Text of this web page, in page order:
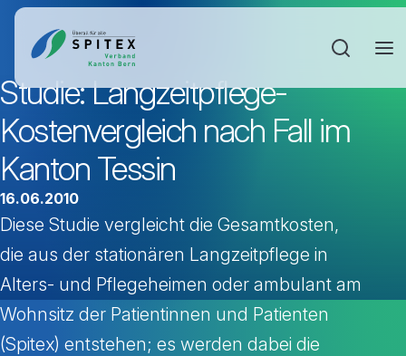
Studie: Langzeitpflege-
Kostenvergleich nach Fall im
Kanton Tessin
16.06.2010
Diese Studie vergleicht die Gesamtkosten,
die aus der stationären Langzeitpflege in
Alters- und Pflegeheimen oder ambulant am
Wohnsitz der Patientinnen und Patienten
(Spitex) entstehen; es werden dabei die